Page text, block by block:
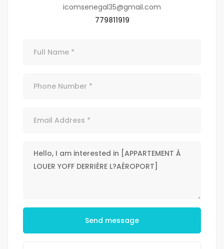
icomsenegal35@gmail.com
779811919
Send message